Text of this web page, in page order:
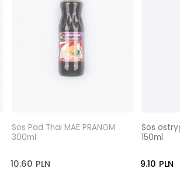
Sos Pad Thai MAE PRANOM
300ml
10.60 PLN
Sos
150ml
9.10 PLN